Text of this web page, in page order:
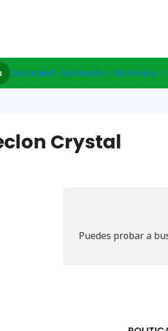
Electricidad Iluminación Electronica
Crystal
Puedes probar a